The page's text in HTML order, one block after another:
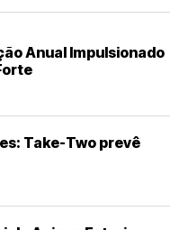
Anual Impulsionado
Take-Two prevê